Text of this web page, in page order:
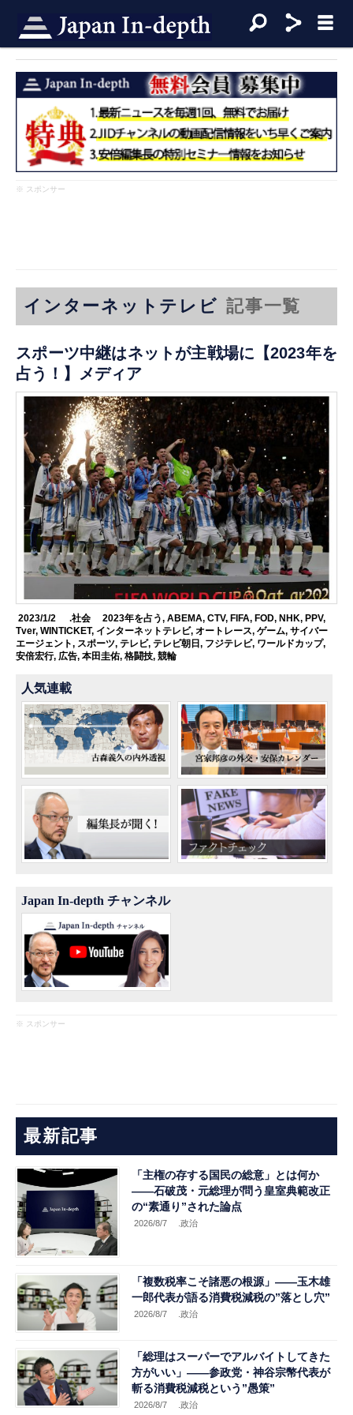
※ スポンサー
インターネットテレビ 記事一覧
スポーツ中継はネットが主戦場に【2023年を
占う！】メディア
2023/1/2 .社会 2023年を占う, ABEMA, CTV, FIFA, FOD, NHK, PPV,
Tver,WINTICKET, インターネットテレビ,オートレース,ゲーム,サイバー
エージェント, スポーツ,テレビ,テレビ朝日, フジテレビ, ワールドカップ,
安倍宏行, 広告,本田圭佑,格闘技,競輪
人気連載
Japan In-depth チャンネル
※ スポンサー
最新記事
「主権の存する国民の総意」とは何か
――石破茂・元総理が問う皇室典範改正
の“素通り”された論点
2026/8/7 .政治
「複数税率こそ諸悪の根源」――玉木雄
一郎代表が語る消費税減税の”落とし穴”
2026/8/7 .政治
「総理はスーパーでアルバイトしてきた
方がいい」――参政党・神谷宗幣代表が
斬る消費税減税という”愚策”
2026/8/7 .政治